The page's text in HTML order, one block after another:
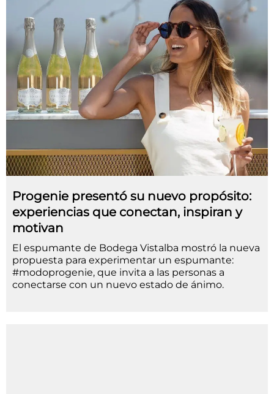
Progenie presentó su nuevo propósito:
experiencias que conectan, inspiran y
motivan
El espumante de Bodega Vistalba mostró la nueva
propuesta para experimentar un espumante:
#modoprogenie, que invita a las personas a
conectarse con un nuevo estado de ánimo.